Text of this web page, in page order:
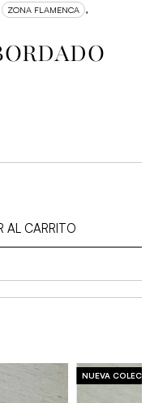
ZONA FLAMENCA ,
AL CARRITO